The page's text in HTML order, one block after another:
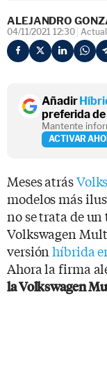
ALEJANDRO
04/11/2021 12:30
Añadir
preferida
Mantente
ACTIVAR
Meses atrás
modelos más
no se trata de
Volkswagen
versiónhíbrida
Ahora la firma
la Volkswagen